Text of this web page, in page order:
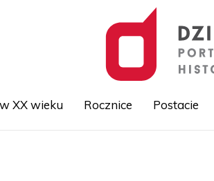
XX wieku Rocznice Postacie